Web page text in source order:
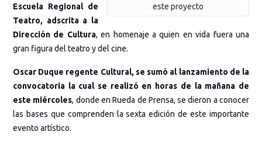
este proyecto
Escuela Regional de
Teatro, adscrita a la
Dirección de Cultura, en homenaje a quien en vida fuera una
gran figura del teatro y del cine.
Oscar Duque regente Cultural, se sumó al lanzamiento de la
convocatoria la cual se realizó en horas de la mañana de
este miércoles, donde en Rueda de Prensa, se dieron a conocer
las bases que comprenden la sexta edición de este importante
evento artístico.